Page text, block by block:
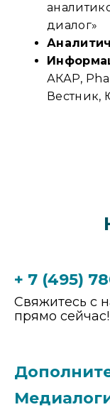
диалог»
АКАР,
Вестник,
+ 7 (495)
Свяжитесь с
прямо сейчас!